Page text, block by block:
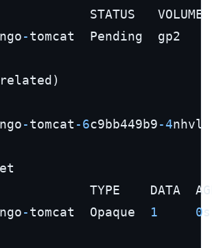
STATUS   VOLUME
-tomcat  Pending
READY
-tomcat -6c9bb449b9-4
TYPE    DATA
-tomcat  Opaque 1 0s